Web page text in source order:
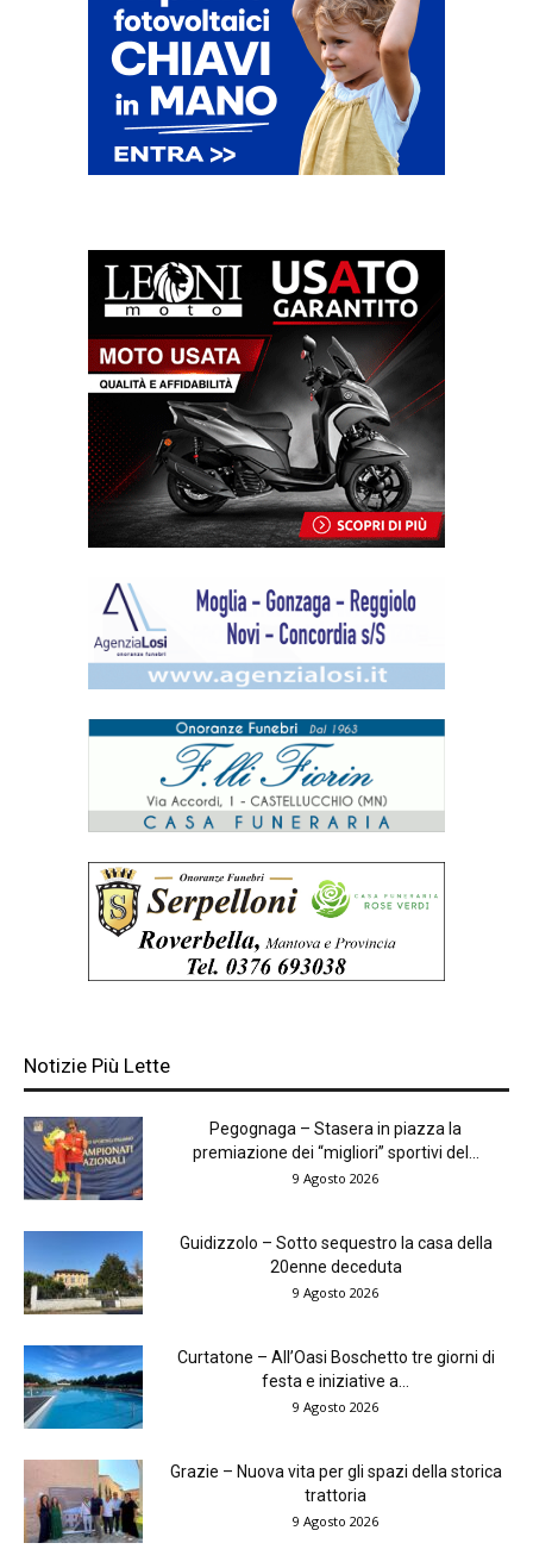
Notizie Più Lette
Pegognaga – Stasera in piazza la
premiazione dei “migliori” sportivi del...
9 Agosto 2026
Guidizzolo – Sotto sequestro la casa della
20enne deceduta
9 Agosto 2026
Curtatone – All’Oasi Boschetto tre giorni di
festa e iniziative a...
9 Agosto 2026
Grazie – Nuova vita per gli spazi della storica
trattoria
9 Agosto 2026